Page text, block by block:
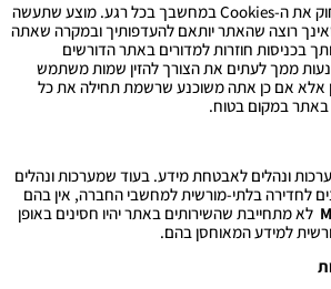
בנוסף לכך, אתה יכול למחוק את ה-Cookies במחשבך בכל רגע. מוצע שתעשה
רוצה שהאתר יותאם להעדפותיך ובמקרה שאתה
בכניסות חוזרות למדורים באתר הדורשים
ממך לעתים את הצורך להזין שמות משתמש
אלא אם כן אתה משוכנע שרשמת תחילה את כל
באתר במקום בטוח.
ונהלים לאבטחת מידע. בעוד שמערכות ונהלים
לחדירה בלתי-מורשית למחשבי החברה, אין בהם
לא מתחייבת שהשירותים באתר יהיו חסינים באופן
למידע המאוחסן בהם.